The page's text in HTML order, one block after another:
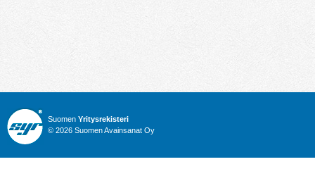
Suomen Yritysrekisteri
© 2026 Suomen Avainsanat Oy